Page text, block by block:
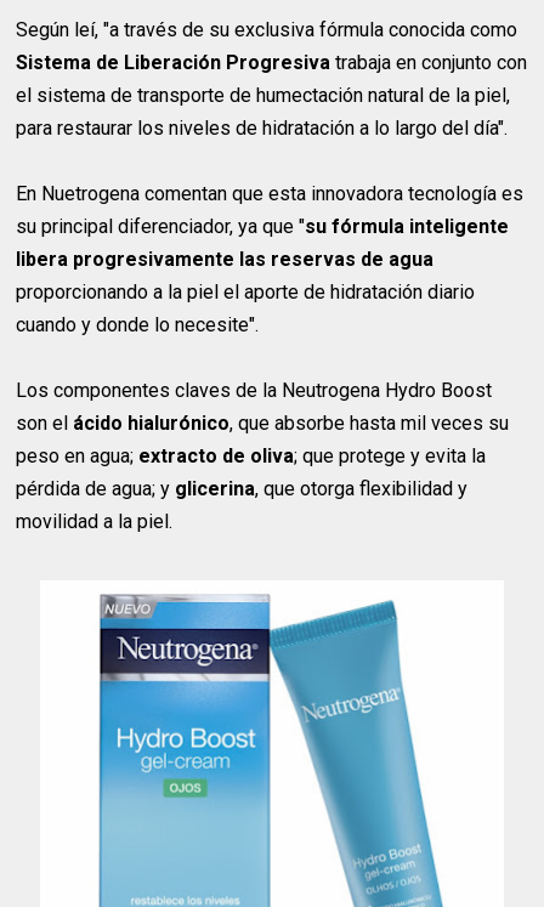
Según leí, "a través de su exclusiva fórmula conocida como
Sistema de Liberación Progresiva trabaja en conjunto con
el sistema de transporte de humectación natural de la piel,
para restaurar los niveles de hidratación a lo largo del día".
En Nuetrogena comentan que esta innovadora tecnología es
su principal diferenciador, ya que "su fórmula inteligente
libera progresivamente las reservas de agua
proporcionando a la piel el aporte de hidratación diario
cuando y donde lo necesite".
Los componentes claves de la Neutrogena Hydro Boost
son el ácido hialurónico, que absorbe hasta mil veces su
peso en agua; extracto de oliva; que protege y evita la
pérdida de agua; y glicerina, que otorga flexibilidad y
movilidad a la piel.